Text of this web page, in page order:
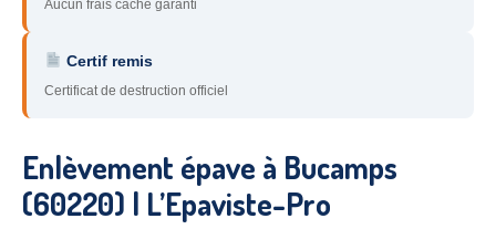
51 – Marne
– Eure-et-Loir
27– Eure
Aucun frais caché garanti
Certif remis
Certificat de destruction officiel
Enlèvement épave à Bucamps
(60220) | L’Epaviste-Pro